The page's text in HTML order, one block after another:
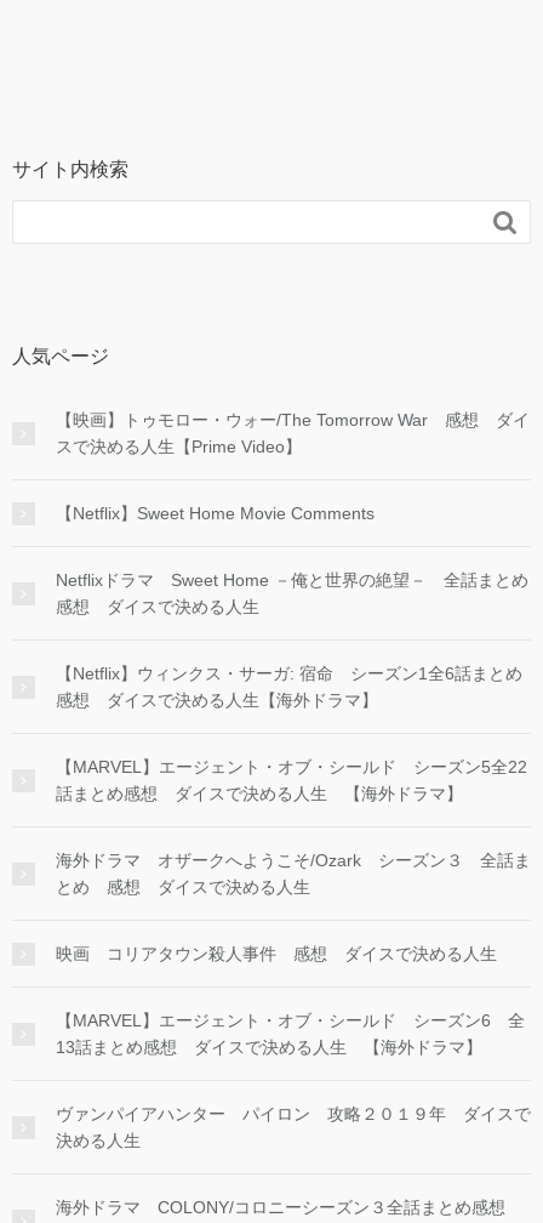
サイト内検索

人気ページ
【映画】トゥモロー・ウォー/The Tomorrow War 感想 ダイ
スで決める人生【Prime Video】
【Netflix】Sweet Home Movie Comments
Netflixドラマ Sweet Home －俺と世界の絶望－ 全話まとめ
感想 ダイスで決める人生
【Netflix】ウィンクス・サーガ: 宿命 シーズン1全6話まとめ
感想 ダイスで決める人生【海外ドラマ】
【MARVEL】エージェント・オブ・シールド シーズン5全22
話まとめ感想 ダイスで決める人生 【海外ドラマ】
海外ドラマ オザークへようこそ/Ozark シーズン３ 全話ま
とめ 感想 ダイスで決める人生
映画 コリアタウン殺人事件 感想 ダイスで決める人生
【MARVEL】エージェント・オブ・シールド シーズン6 全
13話まとめ感想 ダイスで決める人生 【海外ドラマ】
ヴァンパイアハンター パイロン 攻略２０１９年 ダイスで
決める人生
海外ドラマ COLONY/コロニーシーズン３全話まとめ感想